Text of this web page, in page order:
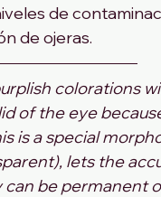
de
de ojeras.
colorations
of the eye
is a special
lets the
be permanent